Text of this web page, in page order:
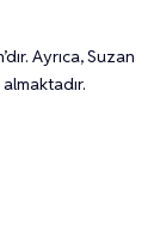
Ayrıca, Suzan